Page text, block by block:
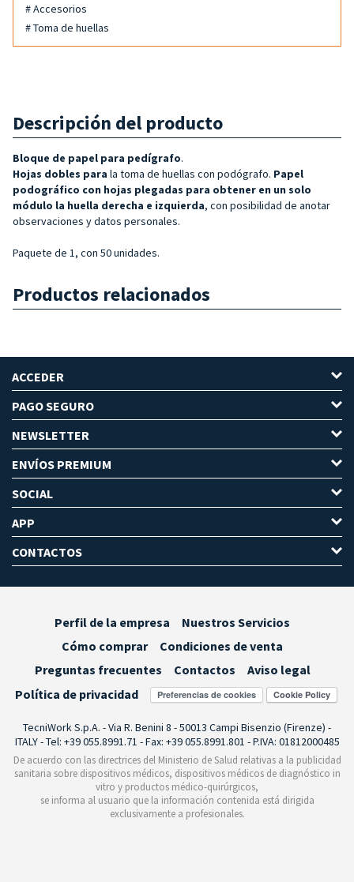
# Accesorios
# Toma de huellas
Descripción del producto
Bloque de papel para pedígrafo.
Hojas dobles para la toma de huellas con podógrafo. Papel
podográfico con hojas plegadas para obtener en un solo
módulo la huella derecha e izquierda, con posibilidad de anotar
observaciones y datos personales.
Paquete de 1, con 50 unidades.
Productos relacionados
ACCEDER
PAGO SEGURO
NEWSLETTER
ENVÍOS PREMIUM
SOCIAL
APP
CONTACTOS
Perfil de la empresa
Nuestros Servicios
Cómo comprar
Condiciones de venta
Preguntas frecuentes
Contactos
Aviso legal
Política de privacidad
Preferencias de cookies
TecniWork S.p.A. - Via R. Benini 8 - 50013 Campi Bisenzio (Firenze) -
ITALY - Tel: +39 055.8991.71 - Fax: +39 055.8991.801 - P.IVA: 01812000485
De acuerdo con las directrices del Ministerio de Salud relativas a la publicidad
sanitaria sobre dispositivos médicos, dispositivos médicos de diagnóstico in
vitro y productos médico-quirúrgicos,
se informa al usuario que la información contenida está dirigida
exclusivamente a profesionales.